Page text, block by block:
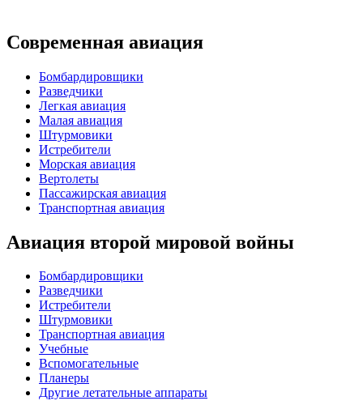
Современная авиация
Бомбардировщики
Разведчики
Легкая авиация
Малая авиация
Штурмовики
Истребители
Морская авиация
Вертолеты
Пассажирская авиация
Транспортная авиация
Авиация второй мировой войны
Бомбардировщики
Разведчики
Истребители
Штурмовики
Транспортная авиация
Учебные
Вспомогательные
Планеры
Другие летательные аппараты